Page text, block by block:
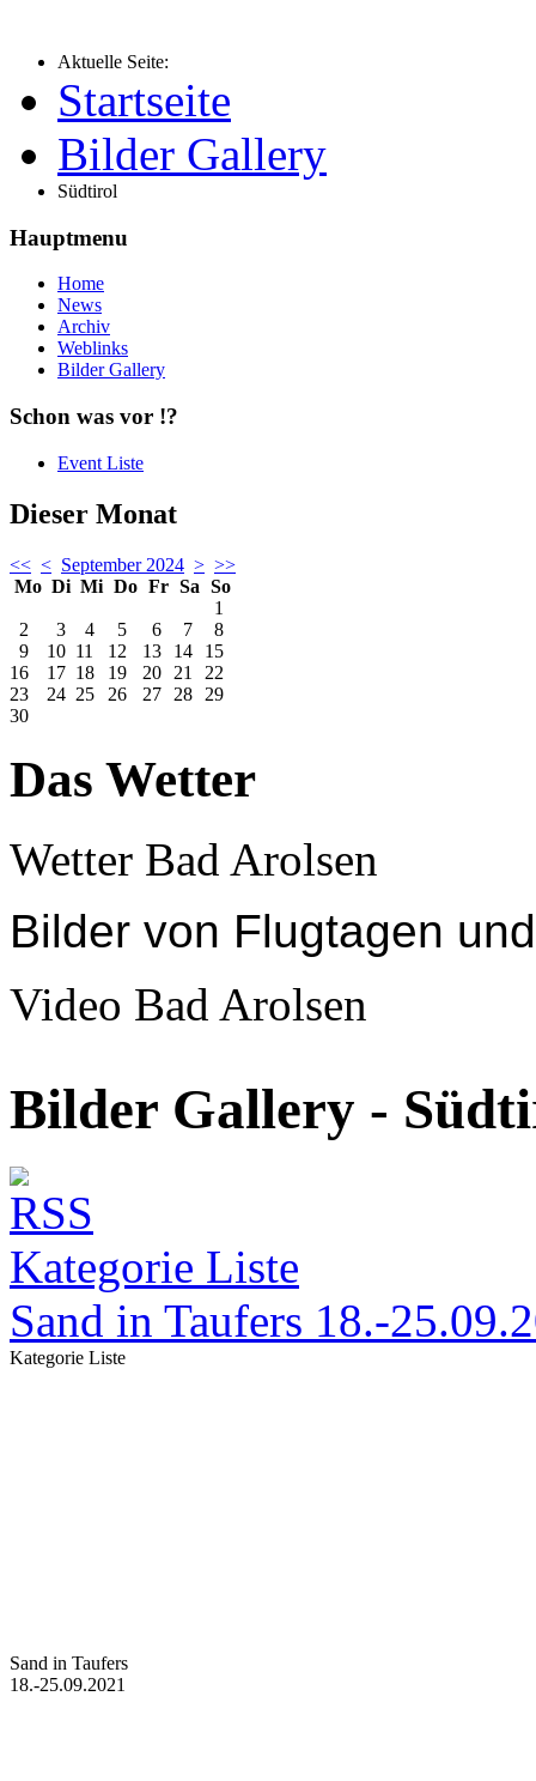
Aktuelle Seite:
Startseite
Bilder Gallery
Südtirol
Hauptmenu
Home
News
Archiv
Weblinks
Bilder Gallery
Schon was vor !?
Event Liste
Dieser Monat
<< < September 2024 > >>
Mo Di Mi Do Fr Sa So
1
2
3 4 5 6 7
8
9
10 11 12 13 14
15
16
17 18 19 20 21
22
23
24 25 26 27 28
29
30
Das Wetter
Wetter Bad Arolsen
Bilder von Flugtagen
Video Bad Arolsen
Bilder Gallery -
Kategorie Liste
Sand in Taufers 18.-
Kategorie Liste
Sand in Taufers
18.-25.09.2021